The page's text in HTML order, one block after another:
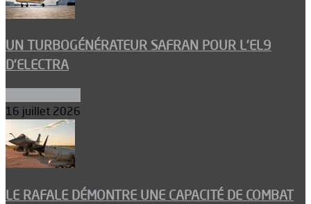
UN TURBOGÉNÉRATEUR SAFRAN POUR L’EL9
D’ELECTRA
16 juillet 2026
LE RAFALE DÉMONTRE UNE CAPACITÉ DE COMBAT